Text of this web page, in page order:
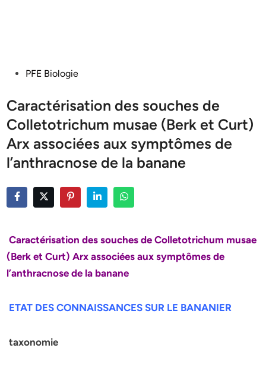
PostedPFE Biologie
Caractérisation des souches de
Colletotrichum musae (Berk et Curt)
Arx associées aux symptômes de
l’anthracnose de la banane
Caractérisation des souches de Colletotrichum musae
(Berk et Curt) Arx associées aux symptômes de
l’anthracnose de la banane
ETAT DES CONNAISSANCES SUR LE BANANIER
taxonomie